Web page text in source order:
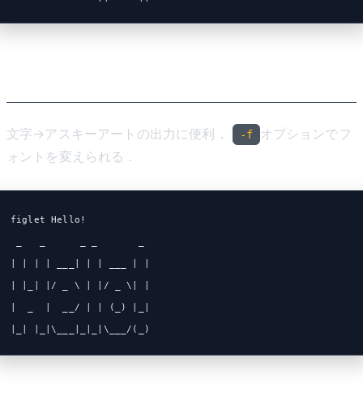
文字→アスキーアートの出力に便利． -f オプションでフ
ォントを変えられる．
figlet Hello!
| | | | ___| | | ___ | |
| |_| |/ _ \ | |/ _ \| |
|  _  |  __/ | | (_) |_|
|_| |_|\___|_|_|\___/(_)